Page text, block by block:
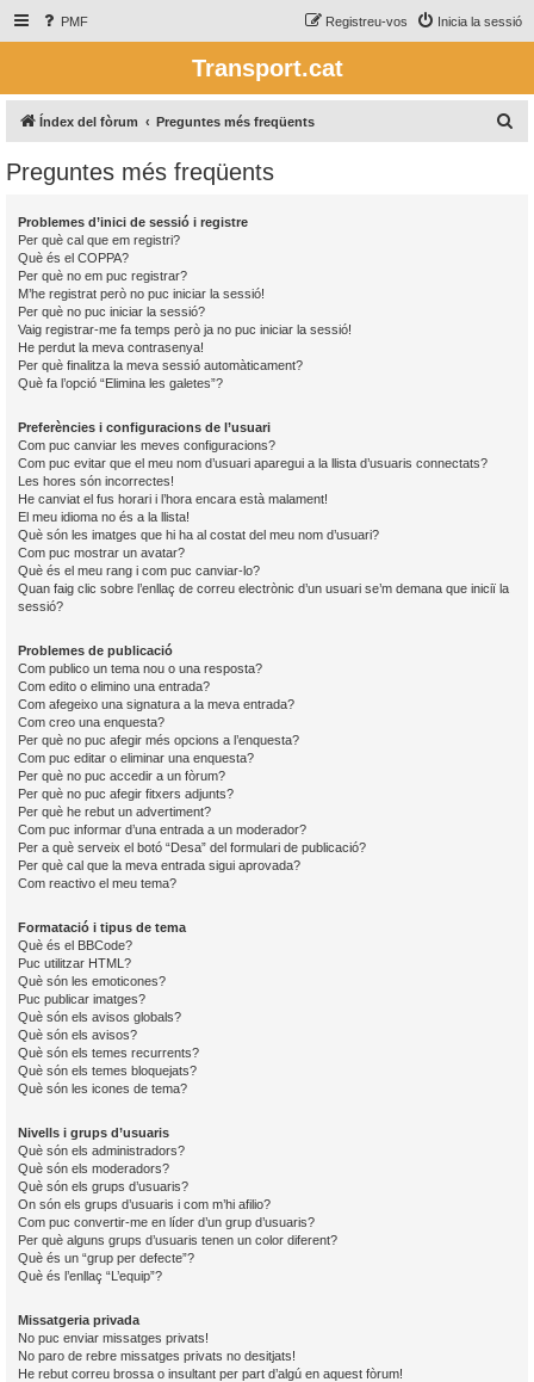
PMF Inicia la sessió
Registreu-vos
Transport.cat
Índex del fòrum Preguntes més freqüents
Preguntes més freqüents
Problemes d’inici de sessió i registre
Per què cal que em registri?
Què és el COPPA?
Per què no em puc registrar?
M’he registrat però no puc iniciar la sessió!
Per què no puc iniciar la sessió?
Vaig registrar-me fa temps però ja no puc iniciar la sessió!
He perdut la meva contrasenya!
Per què finalitza la meva sessió automàticament?
Què fa l’opció “Elimina les galetes”?
Preferències i configuracions de l’usuari
Com puc canviar les meves configuracions?
Com puc evitar que el meu nom d’usuari aparegui a la llista d’usuaris connectats?
Les hores són incorrectes!
He canviat el fus horari i l’hora encara està malament!
El meu idioma no és a la llista!
Què són les imatges que hi ha al costat del meu nom d’usuari?
Com puc mostrar un avatar?
Què és el meu rang i com puc canviar-lo?
Quan faig clic sobre l’enllaç de correu electrònic d’un usuari se’m demana que iniciï la
sessió?
Problemes de publicació
Com publico un tema nou o una resposta?
Com edito o elimino una entrada?
Com afegeixo una signatura a la meva entrada?
Com creo una enquesta?
Per què no puc afegir més opcions a l’enquesta?
Com puc editar o eliminar una enquesta?
Per què no puc accedir a un fòrum?
Per què no puc afegir fitxers adjunts?
Per què he rebut un advertiment?
Com puc informar d’una entrada a un moderador?
Per a què serveix el botó “Desa” del formulari de publicació?
Per què cal que la meva entrada sigui aprovada?
Com reactivo el meu tema?
Formatació i tipus de tema
Què és el BBCode?
Puc utilitzar HTML?
Què són les emoticones?
Puc publicar imatges?
Què són els avisos globals?
Què són els avisos?
Què són els temes recurrents?
Què són els temes bloquejats?
Què són les icones de tema?
Nivells i grups d’usuaris
Què són els administradors?
Què són els moderadors?
Què són els grups d’usuaris?
On són els grups d’usuaris i com m’hi afilio?
Com puc convertir-me en líder d’un grup d’usuaris?
Per què alguns grups d’usuaris tenen un color diferent?
Què és un “grup per defecte”?
Què és l’enllaç “L’equip”?
Missatgeria privada
No puc enviar missatges privats!
No paro de rebre missatges privats no desitjats!
He rebut correu brossa o insultant per part d’algú en aquest fòrum!